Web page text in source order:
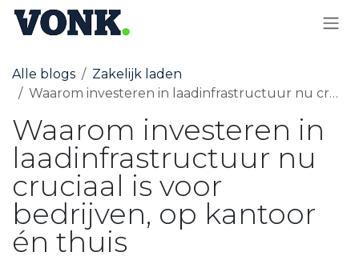
Alle blogs
Zakelijk laden
Waarom investeren in laadinfrastructuur nu cruciaal is voor bedrijven, op kantoor én thuis
Waarom investeren in
laadinfrastructuur nu
cruciaal is voor
bedrijven, op kantoor
én thuis